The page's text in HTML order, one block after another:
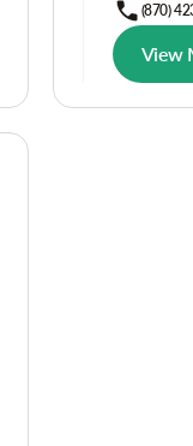
(870)
View